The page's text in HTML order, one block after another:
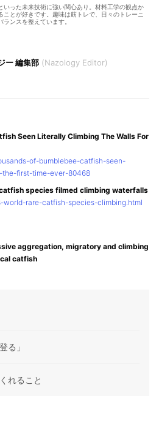
いった未来技術に強い関心あり。材料工学の観点か
ことが好きです。趣味は筋トレで、日々のトレーニ
ンスを整えています。
ー 編集部 Nazology Editor
Seen Literally Climbing The Walls For
of-bumblebee-catfish-seen-
first-time-ever-80468
species filmed climbing waterfalls
world-rare-catfish-species-climbing.html
aggregation, migratory and climbing
catfish
る」
れること